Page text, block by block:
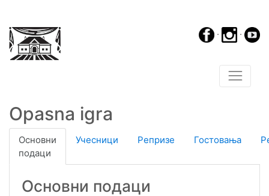
· ·
Opasna igra
Основни
подаци
Учесници Репризе Гостовања
Основни подаци